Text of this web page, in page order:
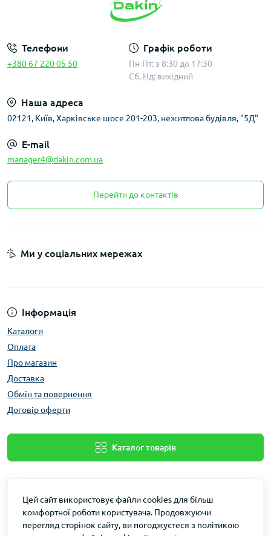
Телефони
+380 67 220 05 50
Графік роботи
Пн-Пт: з 8:30 до 17:30
Сб, Нд: вихідний
Наша адреса
02121, Київ, Харківське шосе 201-203, нежитлова будівля, "5Д"
E-mail
manager4@dakin.com.ua
Перейти до контактів
Інформація
Каталоги
Оплата
Про магазин
Доставка
Обмін та повернення
Договір оферти
Каталог товарів
Ми у соціальних мережах
Цей сайт використовує файли cookies для більш
комфортної роботи користувача. Продовжуючи
перегляд сторінок сайту, ви погоджуєтеся з політикою